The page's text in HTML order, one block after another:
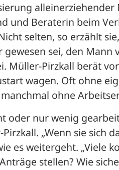
und Beraterin beim
selten, so erzählt
sei, den Mann
Müller-Pirzkall berät
wagen. Oft ohne
ohne
oder nur wenig
„Wenn sie sich
es weitergeht. „Viele
stellen? Wie